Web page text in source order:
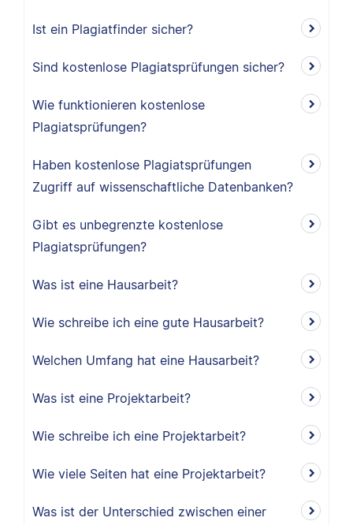
Ist ein Plagiatfinder sicher?
Sind kostenlose Plagiatsprüfungen sicher?
Wie funktionieren kostenlose
Plagiatsprüfungen?
Haben kostenlose Plagiatsprüfungen
Zugriff auf wissenschaftliche Datenbanken?
Gibt es unbegrenzte kostenlose
Plagiatsprüfungen?
Was ist eine Hausarbeit?
Wie schreibe ich eine gute Hausarbeit?
Welchen Umfang hat eine Hausarbeit?
Was ist eine Projektarbeit?
Wie schreibe ich eine Projektarbeit?
Wie viele Seiten hat eine Projektarbeit?
Was ist der Unterschied zwischen einer